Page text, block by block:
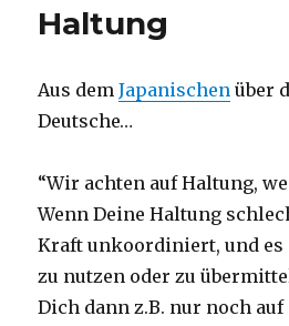
Haltung
Aus demJapanischen über
Deutsche…
“Wir achten auf Haltung,
Wenn Deine Haltung
Kraft unkoordiniert, und es
zu nutzen oder zu
Dich dann z.B. nur noch